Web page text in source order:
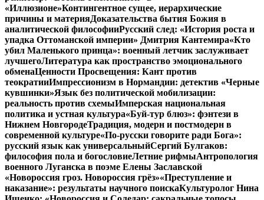
«Иллюзионе»Контингентное сущее, иерархические
причины и материяДоказательства бытия Божия в
аналитической философииРусский след: «История роста и
упадка Оттоманской империи» Дмитрия Кантемира«Кто
убил Маленького принца»: военный летчик заслуживает
лучшегоЛитература как пространство эмоционального
обменаЦенности Просвещения: Кант против
теократииИмпрессионизм в Нормандии: детектив «Черные
кувшинки»Язык без политической мобилизации:
реальность против схемыИмперская национальная
политика и устная культура«Буй-тур блюз»: фэнтези в
Нижнем НовгородеТрадиция, модерн и постмодерн в
современной культуре«По-русски говорите ради Бога»:
русский язык как универсальныйСергий Булгаков:
философия пола и богословиеЛетние рифмыАнтропология
военного Луганска в поэме Елены Заславской
«Новороссия гроз. Новороссия грёз»«Преступление и
наказание»: результаты научного поискаКультуролог Нина